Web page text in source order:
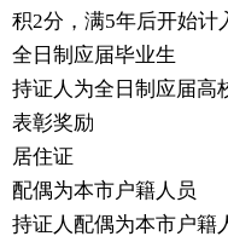
积2分，满5年后开始计
全日制应届毕业生
持证人为全日制应届高
表彰奖励
居住证
配偶为本市户籍人员
持证人配偶为本市户籍